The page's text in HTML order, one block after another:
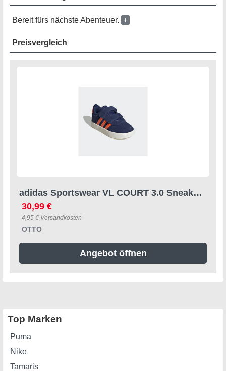
Bereit fürs nächste Abenteuer. +
Preisvergleich
adidas Sportswear VL COURT 3.0 Sneaker inspiriert vom Design des adidas Handball Spezial, für Kinder
30,99 €
4,95 € Versandkosten
OTTO
Angebot öffnen
Top Marken
Puma
Nike
Tamaris